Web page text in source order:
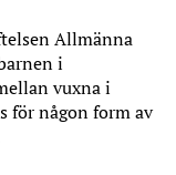
Allmänna
i
vuxna i
för någon form av